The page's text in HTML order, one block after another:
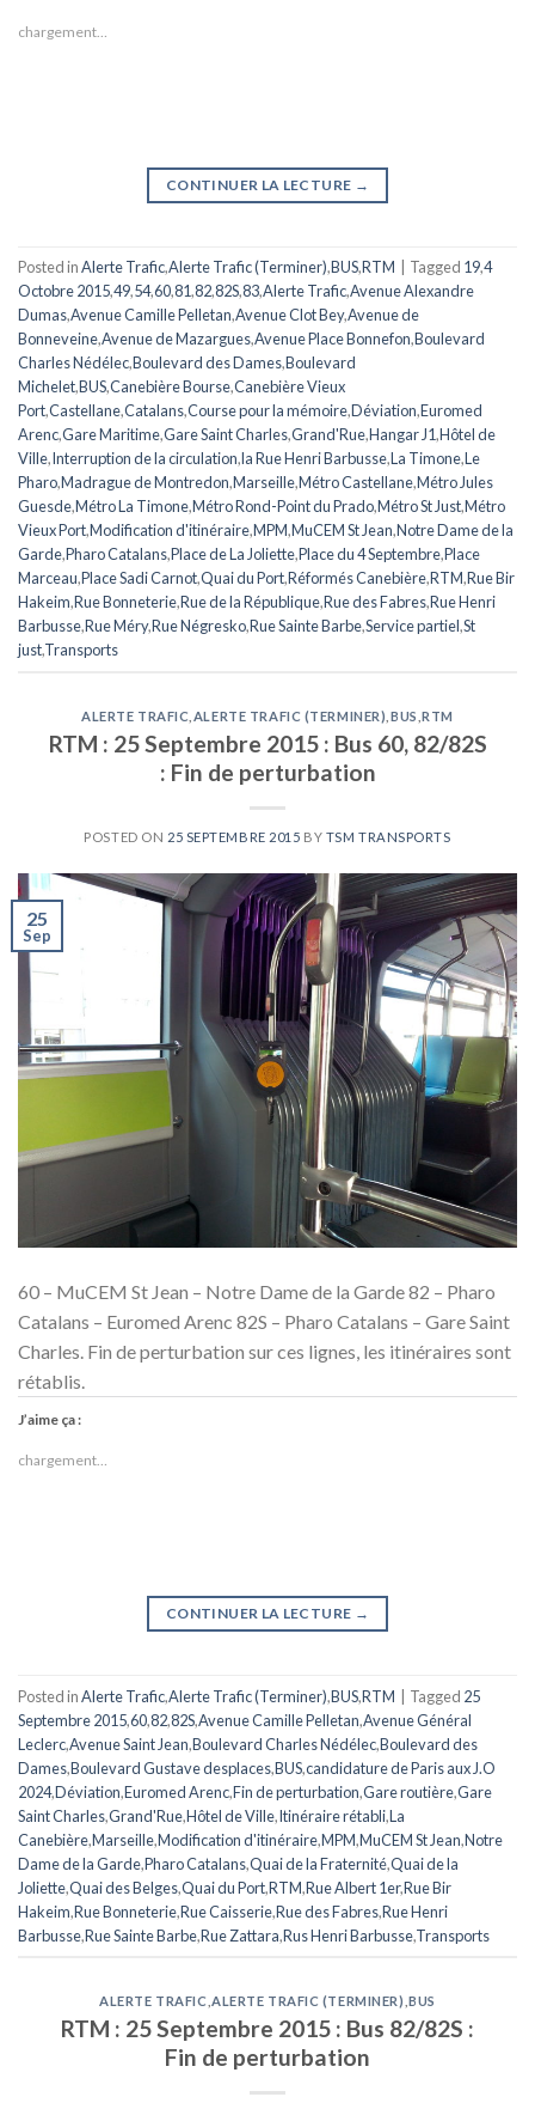
chargement…
CONTINUER LA LECTURE →
Posted inAlerte Trafic,Alerte Trafic (Terminer),BUS,RTM Tagged 19,4
Octobre 2015,49,54,60,81,82,82S,83,Alerte Trafic,Avenue Alexandre
Dumas,Avenue Camille Pelletan,Avenue Clot Bey,Avenue de
Bonneveine,Avenue de Mazargues,Avenue Place Bonnefon,Boulevard
Charles Nédélec,Boulevard des Dames,Boulevard
Michelet,BUS,Canebière Bourse,Canebière Vieux
Port,Castellane,Catalans,Course pour la mémoire,Déviation,Euromed
Arenc,Gare Maritime,Gare Saint Charles,Grand'Rue,Hangar J1,Hôtel de
Ville,Interruption de la circulation,la Rue Henri Barbusse,La Timone,Le
Pharo,Madrague de Montredon,Marseille,Métro Castellane,Métro Jules
Guesde,Métro La Timone,Métro Rond-Point du Prado,Métro St Just,Métro
Vieux Port,Modification d'itinéraire,MPM,MuCEM St Jean,Notre Dame de la
Garde,Pharo Catalans,Place de La Joliette,Place du 4 Septembre,Place
Marceau,Place Sadi Carnot,Quai du Port,Réformés Canebière,RTM,Rue Bir
Hakeim,Rue Bonneterie,Rue de la République,Rue des Fabres,Rue Henri
Barbusse,Rue Méry,Rue Négresko,Rue Sainte Barbe,Service partiel,St
just,Transports
ALERTE TRAFIC ALERTE TRAFIC (TERMINER) BUS ,RTM
RTM : 25 Septembre 2015 : Bus 60, 82/82S
: Fin de perturbation
POSTED ON 25 SEPTEMBRE 2015 BY TSM TRANSPORTS
25
Sep
60 – MuCEM St Jean – Notre Dame de la Garde 82 – Pharo
Catalans – Euromed Arenc 82S – Pharo Catalans – Gare Saint
Charles. Fin de perturbation sur ces lignes, les itinéraires sont
rétablis.
J’aime ça :
chargement…
CONTINUER LA LECTURE →
Posted inAlerte Trafic,Alerte Trafic (Terminer),BUS,RTM | Tagged 25
Septembre 2015,60,82,82S,Avenue Camille Pelletan,Avenue Général
Leclerc,Avenue Saint Jean,Boulevard Charles Nédélec,Boulevard des
Dames,Boulevard Gustave desplaces,BUS,candidature de Paris aux J.O
2024,Déviation,Euromed Arenc,Fin de perturbation,Gare routière,Gare
Saint Charles,Grand'Rue,Hôtel de Ville,Itinéraire rétabli,La
Canebière,Marseille,Modification d'itinéraire,MPM,MuCEM St Jean,Notre
Dame de la Garde,Pharo Catalans,Quai de la Fraternité,Quai de la
Joliette,Quai des Belges,Quai du Port,RTM,Rue Albert 1er,Rue Bir
Hakeim,Rue Bonneterie,Rue Caisserie,Rue des Fabres,Rue Henri
Barbusse,Rue Sainte Barbe,Rue Zattara,Rus Henri Barbusse,Transports
ALERTE TRAFIC ,ALERTE TRAFIC (TERMINER) ,BUS
RTM : 25 Septembre 2015 : Bus 82/82S :
Fin de perturbation